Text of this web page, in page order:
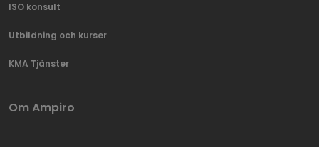
ISO konsult
Utbildning och kurser
KMA Tjänster
Om Ampiro